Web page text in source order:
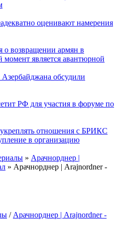
оценивают намерения
о возвращении армян в
является авантюрной
обсудили
РФ для участия в форуме по
отношения с БРИКС
в организацию
» Арачнорднер |
» Арачнорднер | Arajnordner -
/ Арачнорднер | Arajnordner -